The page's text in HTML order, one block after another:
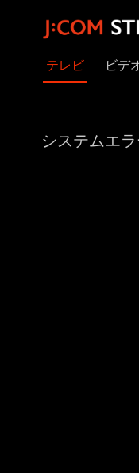
テレビ ビデ
システムエ